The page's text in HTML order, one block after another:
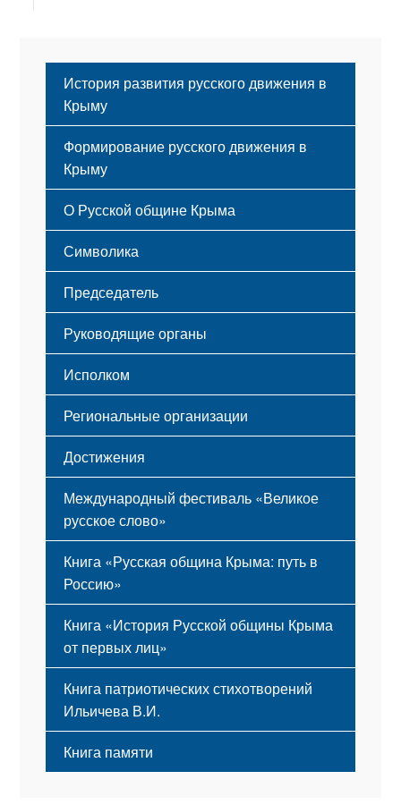
История развития русского движения в
Крыму
Формирование русского движения в
Крыму
Русский Крым
О Русской общине Крыма
Этапы становления
Принципы деятельности
Структура
Мероприятия
Символика
Флаг
Герб
Гимн
Председатель
Руководящие органы
Исполком
Региональные организации
Достижения
Международный фестиваль «Великое
русское слово»
Книга «Русская община Крыма: путь в
Россию»
Книга «История Русской общины Крыма
от первых лиц»
Книга патриотических стихотворений
Ильичева В.И.
Книга памяти